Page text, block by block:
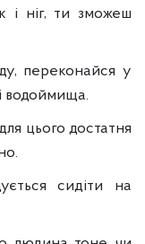
і ніг, ти зможеш
переконайся у
водоймища.
цього достатня
сидіти на